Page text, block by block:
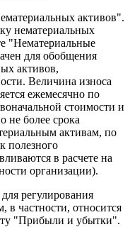
активов".
нематериальных
"Нематериальные
для обобщения
активов,
Величина износа
ежемесячно по
стоимости и
не более срока
активам, по
полезного
в расчете на
организации).
регулирования
в частности, относится
"Прибыли и убытки".